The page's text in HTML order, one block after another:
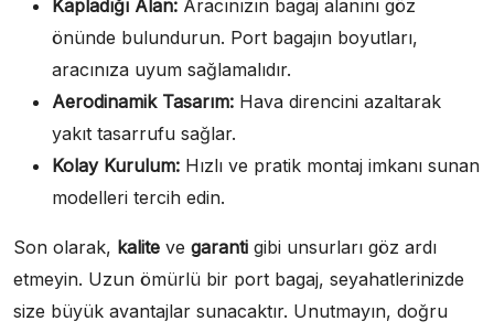
Kapladığı Alan: Aracınızın bagaj alanını göz
önünde bulundurun. Port bagajın boyutları,
aracınıza uyum sağlamalıdır.
Aerodinamik Tasarım: Hava direncini azaltarak
yakıt tasarrufu sağlar.
Kolay Kurulum: Hızlı ve pratik montaj imkanı sunan
modelleri tercih edin.
Son olarak, kalite ve garanti gibi unsurları göz ardı
etmeyin. Uzun ömürlü bir port bagaj, seyahatlerinizde
size büyük avantajlar sunacaktır. Unutmayın, doğru